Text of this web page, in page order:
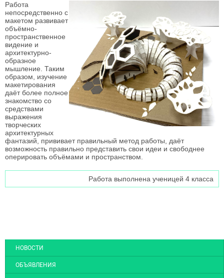
Работа
непосредственно с
макетом развивает
объёмно-
пространственное
видение и
архитектурно-
образное
мышление. Таким
образом, изучение
макетирования
даёт более полное
знакомство со
средствами
выражения
творческих
архитектурных
фантазий, прививает правильный метод работы, даёт
возможность правильно представить свои идеи и свободнее
оперировать объёмами и пространством.
Работа выполнена ученицей 4 класса
НОВОСТИ
ОБЪЯВЛЕНИЯ